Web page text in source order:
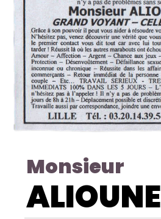
Monsieur
ALIOUNE